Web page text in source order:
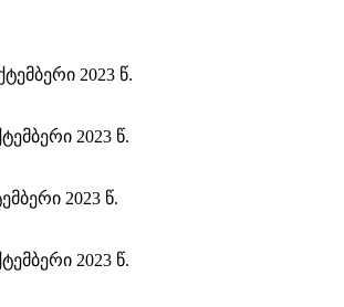
2023 წ.
2023 წ.
2023 წ.
2023 წ.